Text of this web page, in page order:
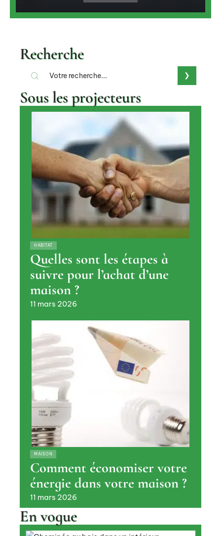
Recherche
Sous les projecteurs
HABITAT
Quelles sont les étapes à
suivre pour l’achat d’une
maison ?
11 mars 2026
MAISON
Comment économiser votre
énergie dans votre maison ?
11 mars 2026
En vogue